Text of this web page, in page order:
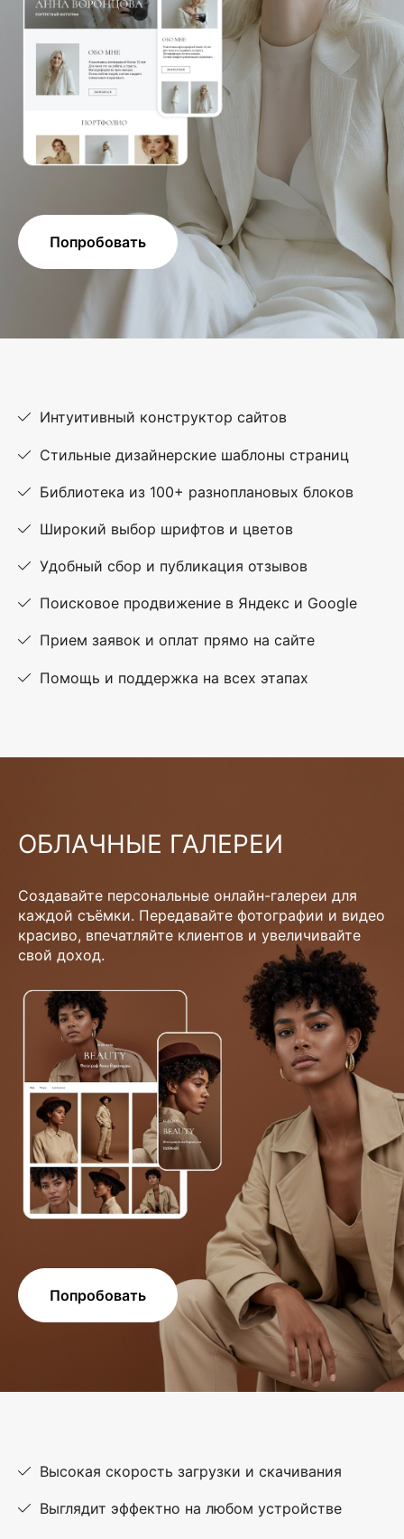
Попробовать
Интуитивный конструктор сайтов
Стильные дизайнерские шаблоны страниц
Библиотека из 100+ разноплановых блоков
Широкий выбор шрифтов и цветов
Удобный сбор и публикация отзывов
Поисковое продвижение в Яндекс и Google
Прием заявок и оплат прямо на сайте
Помощь и поддержка на всех этапах
ОБЛАЧНЫЕ ГАЛЕРЕИ
Создавайте персональные онлайн-галереи для
каждой съёмки. Передавайте фотографии и видео
красиво, впечатляйте клиентов и увеличивайте
свой доход.
Попробовать
Высокая скорость загрузки и скачивания
Выглядит эффектно на любом устройстве